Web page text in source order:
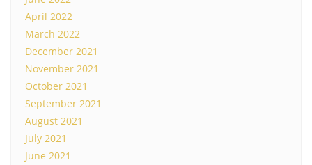
April 2022
March 2022
December 2021
November 2021
October 2021
September 2021
August 2021
July 2021
June 2021